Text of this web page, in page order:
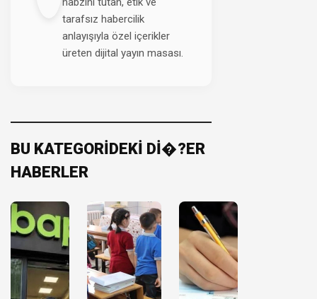
tarafsız habercilik
anlayışıyla özel içerikler
üreten dijital yayın masası.
BU KATEGORİDEKİ Dİ�?ER
HABERLER